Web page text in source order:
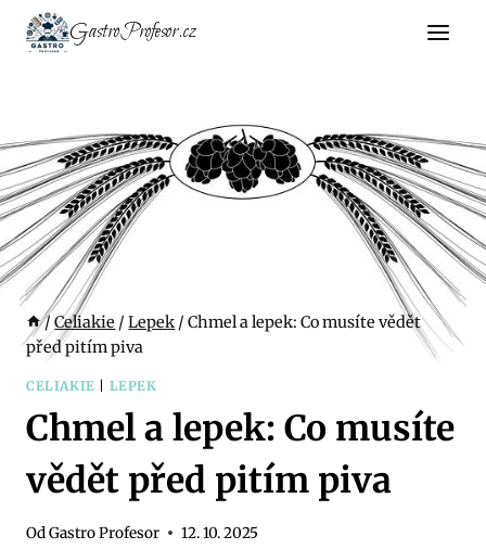
Přeskočit
GastroProfesor.cz
/ Celiakie / Lepek / Chmel a lepek: Co musíte vědět
před pitím piva
CELIAKIE LEPEK
Chmel a lepek: Co musíte
vědět před pitím piva
OdGastro Profesor 12. 10. 2025